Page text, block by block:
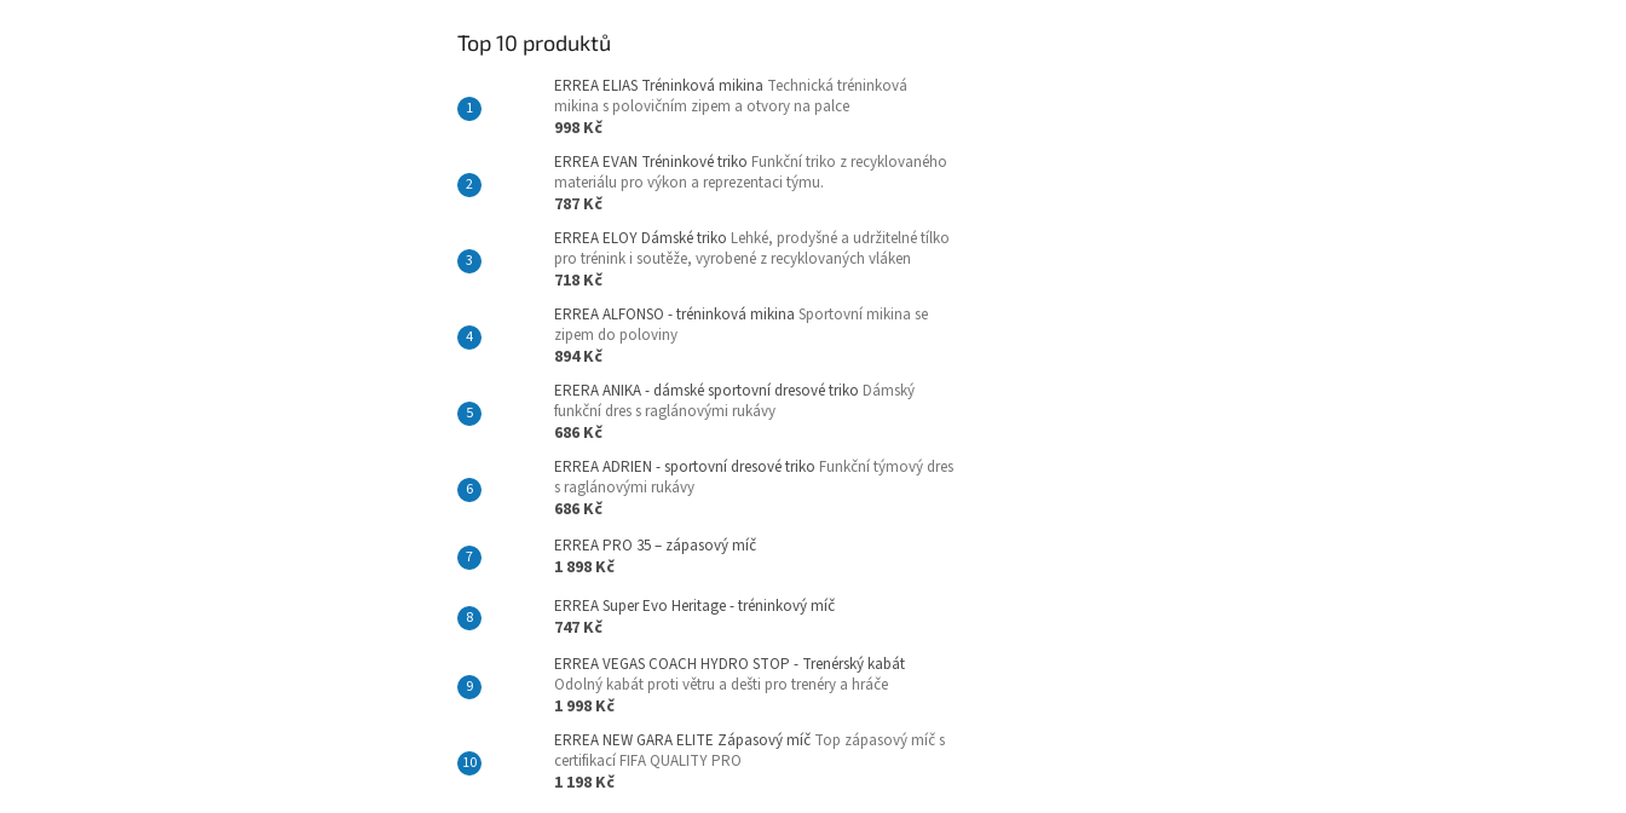
Top 10 produktů
ERREA ELIAS Tréninková mikina Technická tréninková
mikina s polovičním zipem a otvory na palce
998 Kč
ERREA EVAN Tréninkové triko Funkční triko z recyklovaného
materiálu pro výkon a reprezentaci týmu.
787 Kč
ERREA ELOY Dámské triko Lehké, prodyšné a udržitelné tílko
pro trénink i soutěže, vyrobené z recyklovaných vláken
718 Kč
ERREA ALFONSO - tréninková mikina Sportovní mikina se
zipem do poloviny
894 Kč
ERERA ANIKA - dámské sportovní dresové triko Dámský
funkční dres s raglánovými rukávy
686 Kč
ERREA ADRIEN - sportovní dresové triko Funkční týmový dres
s raglánovými rukávy
686 Kč
ERREA PRO 35 – zápasový míč
1 898 Kč
ERREA Super Evo Heritage - tréninkový míč
747 Kč
ERREA VEGAS COACH HYDRO STOP - Trenérský kabát
Odolný kabát proti větru a dešti pro trenéry a hráče
1 998 Kč
ERREA NEW GARA ELITE Zápasový míč Top zápasový míč s
certifikací FIFA QUALITY PRO
1 198 Kč